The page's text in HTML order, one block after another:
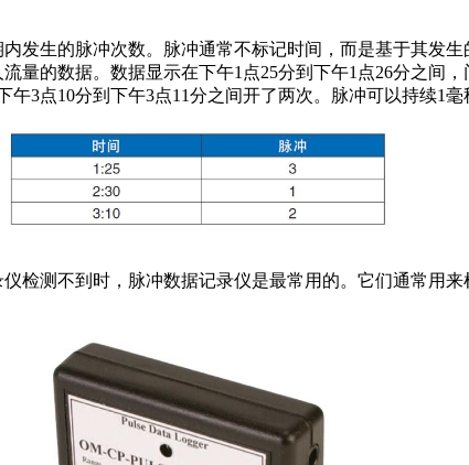
发生的脉冲次数。脉冲通常不标记时间，而是基于其发
量的数据。数据显示在下午1点25分到下午1点26分之间
3点10分到下午3点11分之间开了两次。脉冲可以持续1毫
检测不到时，脉冲数据记录仪是最常用的。它们通常用